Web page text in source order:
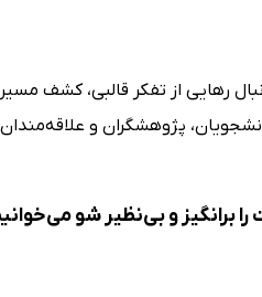
رهایی از تفکر قالبی، کشف
پژوهشگران و
برانگیز و بی‌نظیر شو